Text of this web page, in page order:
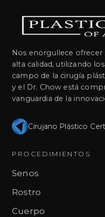
Nos enorgullece ofrecer
alta calidad, utilizando
campo de la cirugía
y el Dr. Chow está
vanguardia de la
Cirujano Plástico
PROCEDIMIENTOS
Senos
Rostro
Cuerpo